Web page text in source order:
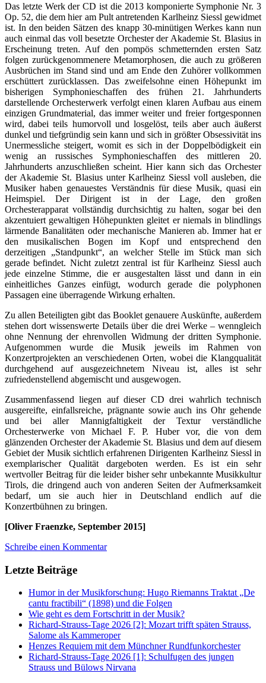
Das letzte Werk der CD ist die 2013 komponierte Symphonie Nr. 3
Op. 52, die dem hier am Pult antretenden Karlheinz Siessl gewidmet
ist. In den beiden Sätzen des knapp 30-minütigen Werkes kann nun
auch einmal das voll besetzte Orchester der Akademie St. Blasius in
Erscheinung treten. Auf den pompös schmetternden ersten Satz
folgen zurückgenommenere Metamorphosen, die auch zu größeren
Ausbrüchen im Stand sind und am Ende den Zuhörer vollkommen
erschüttert zurücklassen. Das zweifelsohne einen Höhepunkt im
bisherigen Symphonieschaffen des frühen 21. Jahrhunderts
darstellende Orchesterwerk verfolgt einen klaren Aufbau aus einem
einzigen Grundmaterial, das immer weiter und freier fortgesponnen
wird, dabei teils humorvoll und losgelöst, teils aber auch äußerst
dunkel und tiefgründig sein kann und sich in größter Obsessivität ins
Unermessliche steigert, womit es sich in der Doppelbödigkeit ein
wenig an russisches Symphonieschaffen des mittleren 20.
Jahrhunderts anzuschließen scheint. Hier kann sich das Orchester
der Akademie St. Blasius unter Karlheinz Siessl voll ausleben, die
Musiker haben genauestes Verständnis für diese Musik, quasi ein
Heimspiel. Der Dirigent ist in der Lage, den großen
Orchesterapparat vollständig durchsichtig zu halten, sogar bei den
akzentuiert gewaltigen Höhepunkten gleitet er niemals in blindlings
lärmende Banalitäten oder mechanische Manieren ab. Immer hat er
den musikalischen Bogen im Kopf und entsprechend den
derzeitigen „Standpunkt“, an welcher Stelle im Stück man sich
gerade befindet. Nicht zuletzt zentral ist für Karlheinz Siessl auch
jede einzelne Stimme, die er ausgestalten lässt und dann in ein
einheitliches Ganzes einfügt, wodurch gerade die polyphonen
Passagen eine überragende Wirkung erhalten.
Zu allen Beteiligten gibt das Booklet genauere Auskünfte, außerdem
stehen dort wissenswerte Details über die drei Werke – wenngleich
ohne Nennung der ehrenvollen Widmung der dritten Symphonie.
Aufgenommen wurde die Musik jeweils im Rahmen von
Konzertprojekten an verschiedenen Orten, wobei die Klangqualität
durchgehend auf ausgezeichnetem Niveau ist, alles ist sehr
zufriedenstellend abgemischt und ausgewogen.
Zusammenfassend liegen auf dieser CD drei wahrlich technisch
ausgereifte, einfallsreiche, prägnante sowie auch ins Ohr gehende
und bei aller Mannigfaltigkeit der Textur verständliche
Orchesterwerke von Michael F. P. Huber vor, die von dem
glänzenden Orchester der Akademie St. Blasius und dem auf diesem
Gebiet der Musik sichtlich erfahrenen Dirigenten Karlheinz Siessl in
exemplarischer Qualität dargeboten werden. Es ist ein sehr
wertvoller Beitrag für die leider bisher sehr unbekannte Musikkultur
Tirols, die dringend auch von anderen Seiten der Aufmerksamkeit
bedarf, um sie auch hier in Deutschland endlich auf die
Konzertbühnen zu bringen.
[Oliver Fraenzke, September 2015]
Schreibe einen Kommentar
Letzte Beiträge
Humor in der Musikforschung: Hugo Riemanns Traktat „De
cantu fractibili“ (1898) und die Folgen
Wie geht es dem Fortschritt in der Musik?
Richard-Strauss-Tage 2026 [2]: Mozart trifft späten Strauss,
Salome als Kammeroper
Henzes Requiem mit dem Münchner Rundfunkorchester
Richard-Strauss-Tage 2026 [1]: Schulfugen des jungen
Strauss und Bülows Nirvana